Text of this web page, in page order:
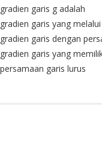
gradien garis g adalah
gradien garis yang
gradien garis dengan
gradien garis yang
persamaan garis lurus